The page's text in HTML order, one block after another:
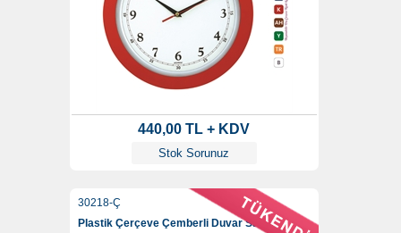
440,00 TL + KDV
Stok Sorunuz
30218-Ç
Plastik Çerçeve Çemberli Duvar Saati 36 Cm